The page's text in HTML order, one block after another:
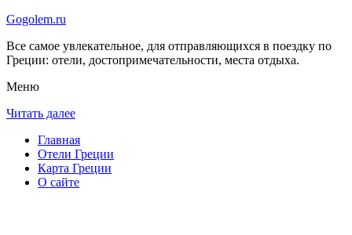
Gogolem.ru
Все самое увлекательное, для отправляющихся в поездку по
Греции: отели, достопримечательности, места отдыха.
Меню
Читать далее
Главная
Отели Греции
Карта Греции
О сайте